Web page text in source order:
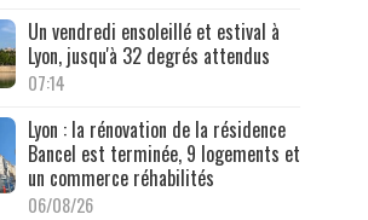
Un vendredi ensoleillé et estival à
Lyon, jusqu'à 32 degrés attendus
07:14
Lyon : la rénovation de la résidence
Bancel est terminée, 9 logements et
un commerce réhabilités
06/08/26